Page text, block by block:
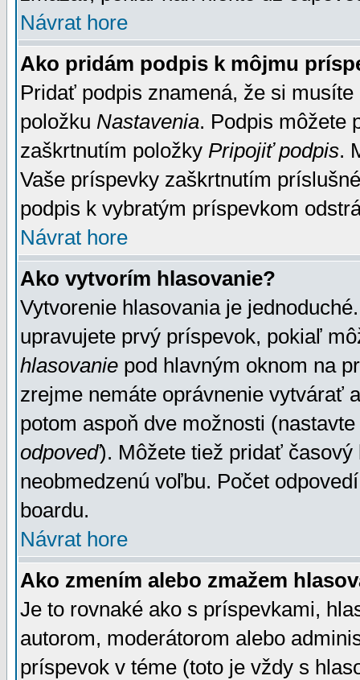
Návrat hore
Ako pridám podpis k môjmu
Pridať podpis znamená, že si
položku Nastavenia. Podpis môžete
zaškrtnutím položky Pripojiť podpis.
Vaše príspevky zaškrtnutím
podpis k vybratým príspevkom
Návrat hore
Ako vytvorím hlasovanie?
Vytvorenie hlasovania je
upravujete prvý príspevok, pokiaľ
hlasovanie pod hlavným oknom na
zrejme nemáte oprávnenie vytvárať
potom aspoň dve možnosti
odpoveď). Môžete tiež pridať
neobmedzenú voľbu. Počet
boardu.
Návrat hore
Ako zmením alebo zmažem
Je to rovnaké ako s príspevkami,
autorom, moderátorom alebo
príspevok v téme (toto je vždy s